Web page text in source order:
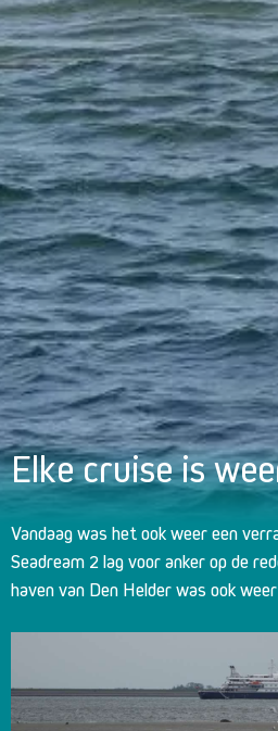
Elke cruise is
Vandaag was het ook weer een
Seadream 2 lag voor anker op de
haven van Den Helder was ook